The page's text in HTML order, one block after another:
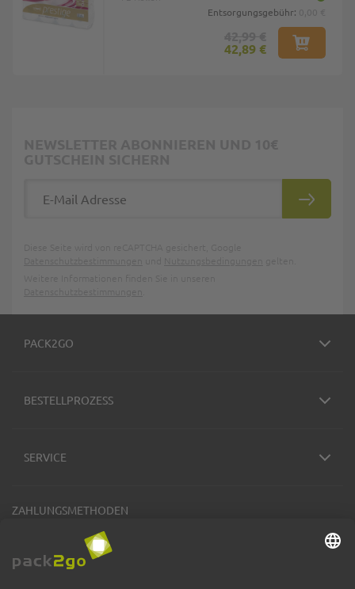
Entsorgungsgebühr:
42,89 €
PACK2GO
BESTELLPROZESS
SERVICE
ZAHLUNGSMETHODEN